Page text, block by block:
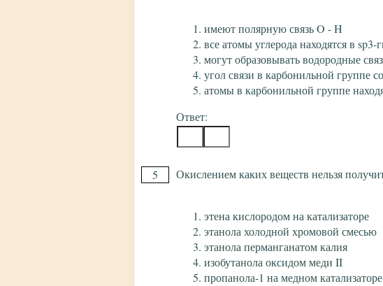
имеют полярную связь O - H
все атомы углерода находятся в sp3-
могут образовывать водородные
угол связи в карбонильной группе
атомы в карбонильной группе
Ответ:
5 Окислением каких веществ нельзя
этена кислородом на катализаторе
этанола холодной хромовой смесью
этанола перманганатом калия
изобутанола оксидом меди II
пропанола-1 на медном катализаторе